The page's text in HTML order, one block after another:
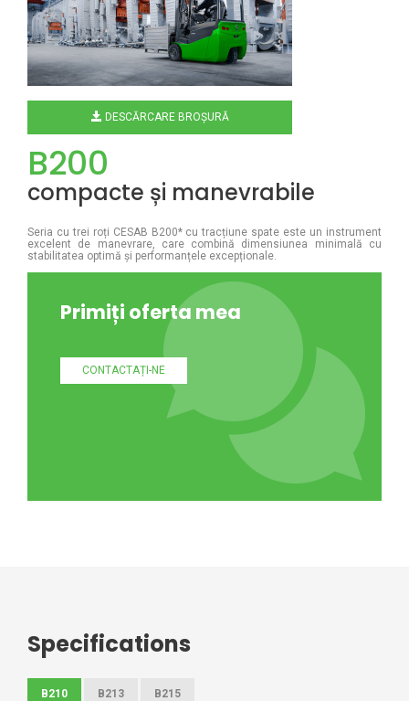
DESCĂRCARE BROȘURĂ
B200
compacte și manevrabile
Seria cu trei roți CESAB B200* cu tracțiune spate este un instrument
excelent de manevrare, care combină dimensiunea minimală cu
stabilitatea optimă și performanțele excepționale.
Primiți oferta mea
CONTACTAȚI-NE
Specifications
B210 B213 B215